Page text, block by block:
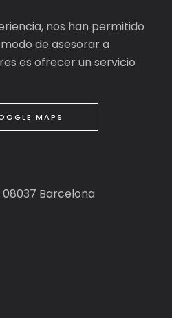
nos han permitido
de asesorar a
es ofrecer un servicio
MAPS
08037 Barcelona